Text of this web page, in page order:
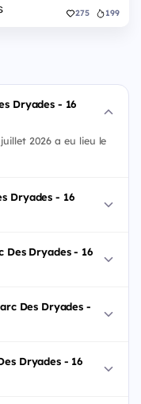
275 199
Dryades - 16
2026 a eu lieu le
Dryades - 16
Des Dryades - 16
Des Dryades -
Dryades - 16